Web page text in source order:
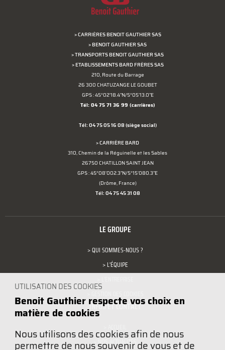
> CARRIÈRES BENOIT GAUTHIER SAS
> BENOIT GAUTHIER SAS
> TRANSPORTS BENOIT GAUTHIER SAS
> ETABLISSEMENTS BARD FRÈRES SAS
210, Route du Barrage
26 300 CHATUZANGE LE GOUBET
GPS : 45°02'18.4"N/5°05'13.0"E
Tél: 04 75 71 36 99 (carrières)
Tél: 04 75 05 16 08 (siège social)
> CARRIÈRE BARD
310, Chemin de la Réguinelle et les Sables
26750 CHATILLON SAINT JEAN
GPS : 45°08'002.3"N/5°15'080.3"E
(Drôme, France)
Tél: 04 75 45 31 08
LE GROUPE
> QUI SOMMES-NOUS ?
> L'ÉQUIPE
INFOS ET CONTACT
> NOS ACTUALITÉS
UTILISATION DES COOKIES
Benoit Gauthier respecte vos choix en
matière de cookies
Nous utilisons des cookies afin de nous
permettre de nous souvenir de vous et de